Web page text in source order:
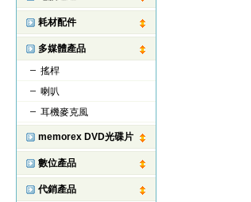
耗材配件
多媒體產品
搖桿
喇叭
耳機麥克風
memorex DVD光碟片
數位產品
代銷產品